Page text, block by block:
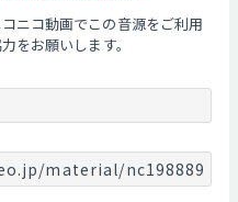
ニコ動画でこの音源をご利用
をお願いします。
material/nc198889